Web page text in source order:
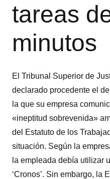
tareas
minutos
El Tribunal Superior de
declarado procedente el
la que su empresa
«ineptitud sobrevenida»
del Estatuto de los
situación. Según la
la empleada debía utilizar
‘Cronos’. Sin embargo, la